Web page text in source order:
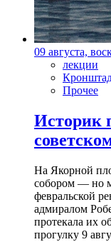
09 августа,
лекции
Прочее
Историк
На Якорной
собором — но
февральской
адмиралом
протекала их
прогулку 9